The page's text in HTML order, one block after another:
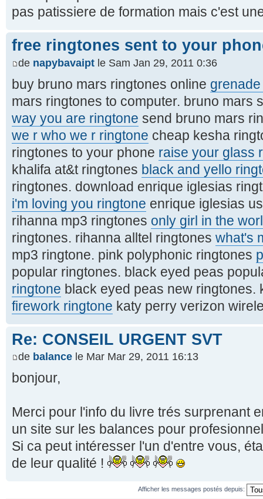
pas patissiere de formation mais c'est
free ringtones sent to your
de napybavaipt le Sam Jan 29, 2011 0:36
buy bruno mars ringtones online
mars ringtones to computer. bruno mars
way you are ringtone send bruno mars
we r who we r ringtone cheap kesha
ringtones to your phone raise your glass
khalifa at&t ringtones black and yello
ringtones. download enrique iglesias
i'm loving you ringtone enrique iglesias
rihanna mp3 ringtones only girl in the
ringtones. rihanna alltel ringtones what's
mp3 ringtone. pink polyphonic ringtones
popular ringtones. black eyed peas
ringtone black eyed peas new ringtones.
firework ringtone katy perry verizon
Re: CONSEIL URGENT SVT
de balance le Mar Mar 29, 2011 16:13
bonjour,
Merci pour l'info du livre trés surprenant
un site sur les balances pour
Si ca peut intéresser l'un d'entre vous,
de leur qualité !
Afficher les messages postés depuis: